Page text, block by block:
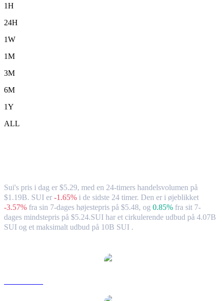
1H
24H
1W
1M
3M
6M
1Y
ALL
Sui's pris i dag er $5.29, med en 24-timers handelsvolumen på
$1.19B. SUI er -1.65% i de sidste 24 timer. Den er i øjeblikket
-3.57% fra sin 7-dages højestepris på $5.48, og 0.85% fra sit 7-
dages mindstepris på $5.24.SUI har et cirkulerende udbud på 4.07B
SUI og et maksimalt udbud på 10B SUI .